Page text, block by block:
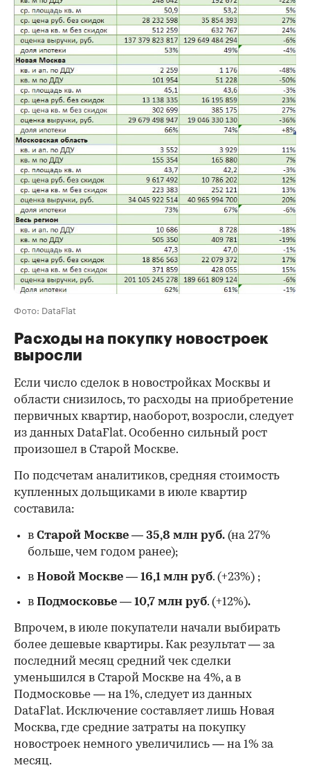
Фото: DataFlat
Расходы на покупку новостроек
выросли
Если число сделок в новостройках Москвы и
области снизилось, то расходы на приобретение
первичных квартир, наоборот, возросли, следует
из данных DataFlat. Особенно сильный рост
произошел в Старой Москве.
По подсчетам аналитиков, средняя стоимость
купленных дольщиками в июле квартир
составила:
в Старой Москве — 35,8 млн руб. (на 27%
больше, чем годом ранее);
в Новой Москве — 16,1 млн руб. (+23%) ;
в Подмосковье — 10,7 млн руб. (+12%).
Впрочем, в июле покупатели начали выбирать
более дешевые квартиры. Как результат — за
последний месяц средний чек сделки
уменьшился в Старой Москве на 4%, а в
Подмосковье — на 1%, следует из данных
DataFlat. Исключение составляет лишь Новая
Москва, где средние затраты на покупку
новостроек немного увеличились — на 1% за
месяц.